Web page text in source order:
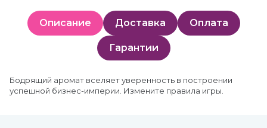
Описание Доставка Оплата
Гарантии
Бодрящий аромат вселяет уверенность в построении
успешной бизнес-империи. Измените правила игры.